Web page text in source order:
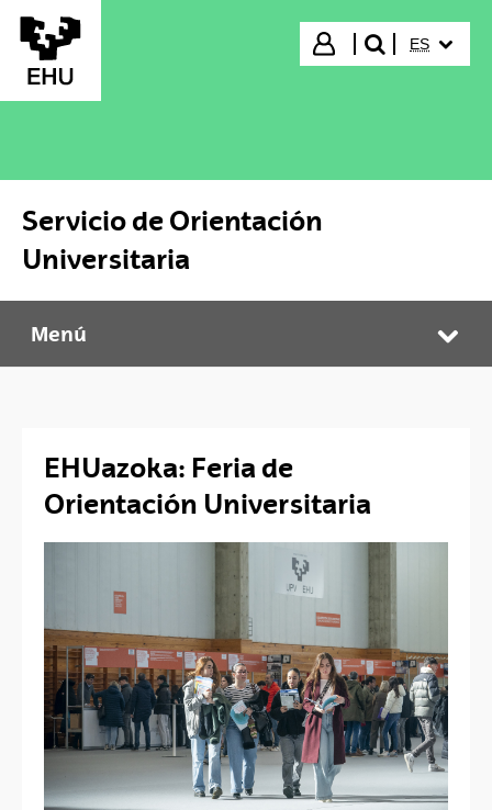
Saltar al contenido principal
Iniciar sesión
buscar"
ES
Servicio de Orientación
Universitaria
Servicio de Orientación Universitaria
Menú
EHUazoka: Feria de
Orientación Universitaria